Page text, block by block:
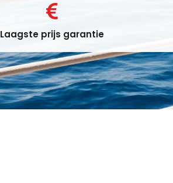
Laagste prijs garantie